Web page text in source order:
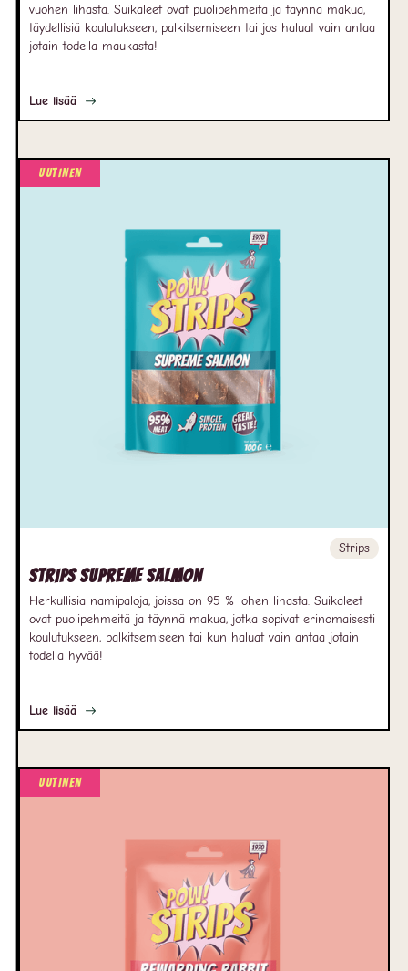
vuohen lihasta. Suikaleet ovat puolipehmeitä ja täynnä makua,
täydellisiä koulutukseen, palkitsemiseen tai jos haluat vain antaa
jotain todella maukasta!
Lue lisää
Uutinen
Strips
Strips Supreme Salmon
Herkullisia namipaloja, joissa on 95 % lohen lihasta. Suikaleet
ovat puolipehmeitä ja täynnä makua, jotka sopivat erinomaisesti
koulutukseen, palkitsemiseen tai kun haluat vain antaa jotain
todella hyvää!
Lue lisää
Uutinen